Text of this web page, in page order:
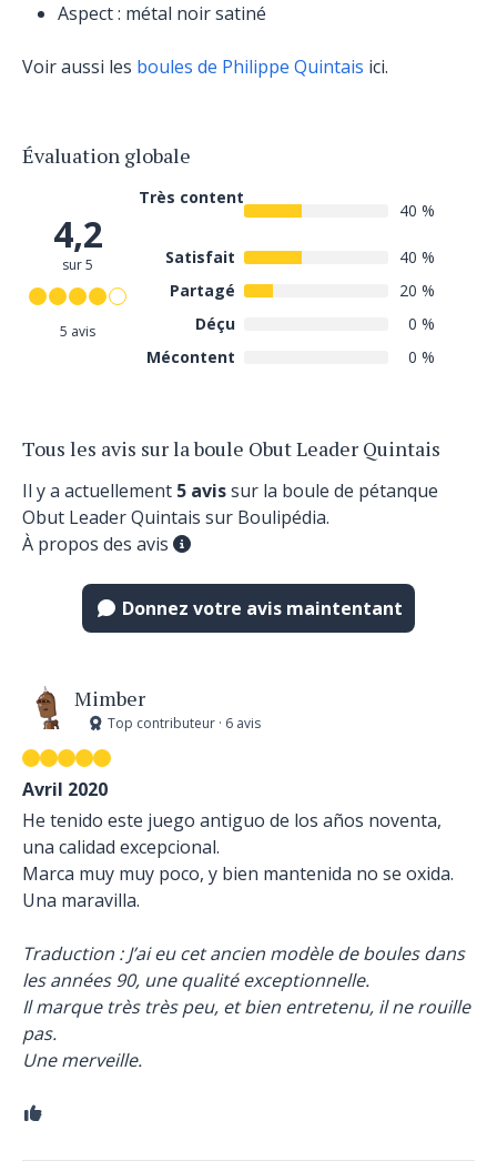
Aspect : métal noir satiné
Voir aussi les boules de Philippe Quintais ici.
Évaluation globale
4,2
sur 5
5 avis
Très content
40 %
Satisfait
40 %
Partagé
20 %
Déçu
0 %
Mécontent
0 %
Tous les avis sur la boule Obut Leader Quintais
Il y a actuellement 5 avissur la boule de pétanque
Obut Leader Quintais sur Boulipédia.
À propos des avis
Donnez votre avis maintentant
Mimber
Top contributeur · 6 avis
Avril 2020
He tenido este juego antiguo de los años noventa,
una calidad excepcional.
Marca muy muy poco, y bien mantenida no se oxida.
Una maravilla.
Traduction : J’ai eu cet ancien modèle de boules dans
les années 90, une qualité exceptionnelle.
Il marque très très peu, et bien entretenu, il ne rouille
pas.
Une merveille.